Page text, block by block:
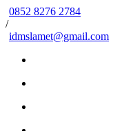
0852 8276 2784
/
idmslamet@gmail.com